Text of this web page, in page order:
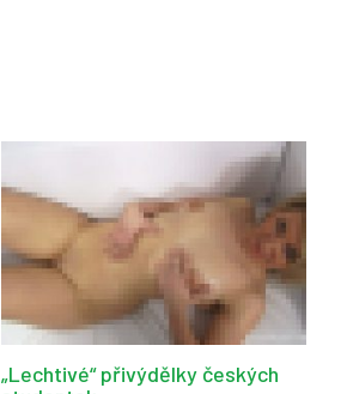
„Lechtivé“ přivýdělky českých